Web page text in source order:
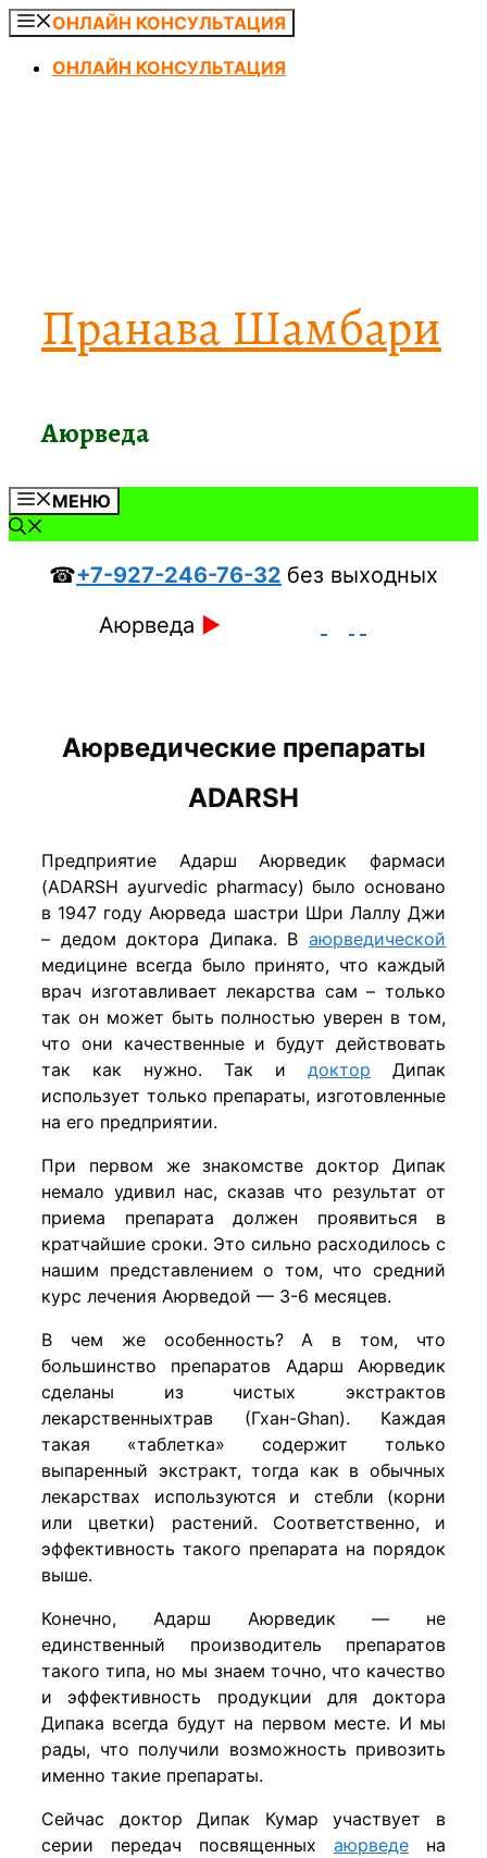
Перейти
содержимому
ОНЛАЙН КОНСУЛЬТАЦИЯ
ОНЛАЙН КОНСУЛЬТАЦИЯ
Пранава Шамбари
Аюрведа
МЕНЮ
☎+7-927-246-76-32 без выходных
Аюрведа ►
Аюрведические препараты
ADARSH
Предприятие Адарш Аюрведик фармаси
(ADARSH ayurvedic pharmacy) было основано
в 1947 году Аюрведа шастри Шри Лаллу Джи
– дедом доктора Дипака. В аюрведической
медицине всегда было принято, что каждый
врач изготавливает лекарства сам – только
так он может быть полностью уверен в том,
что они качественные и будут действовать
так как нужно. Так и доктор Дипак
использует только препараты, изготовленные
на его предприятии.
​При первом же знакомстве доктор Дипак
немало удивил нас, сказав что результат от
приема препарата должен проявиться в
кратчайшие сроки. Это сильно расходилось с
нашим представлением о том, что средний
курс лечения Аюрведой — 3-6 месяцев.
В чем же особенность? А в том, что
большинство препаратов Адарш Аюрведик
сделаны из чистых экстрактов
лекарственныхтрав (Гхан-Ghan). Каждая
такая «таблетка» содержит только
выпаренный экстракт, тогда как в обычных
лекарствах используются и стебли (корни
или цветки) растений. Соответственно, и
эффективность такого препарата на порядок
выше.
Конечно, Адарш Аюрведик — не
единственный производитель препаратов
такого типа, но мы знаем точно, что качество
и эффективность продукции для доктора
Дипака всегда будут на первом месте. И мы
рады, что получили возможность привозить
именно такие препараты.
Сейчас доктор Дипак Кумар участвует в
серии передач посвященных аюрведе на